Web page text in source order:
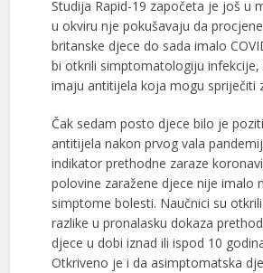
Studija Rapid-19 započeta je još u
u okviru nje pokušavaju da
britanske djece do sada imalo
bi otkrili simptomatologiju infekcije,
imaju antitijela koja mogu spriječiti
Čak sedam posto djece bilo je
antitijela nakon prvog vala
indikator prethodne zaraze
polovine zaražene djece nije imalo
simptome bolesti. Naučnici su
razlike u pronalasku dokaza
djece u dobi iznad ili ispod 10
Otkriveno je i da asimptomatska